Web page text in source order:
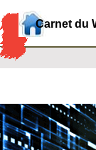
Carnet du